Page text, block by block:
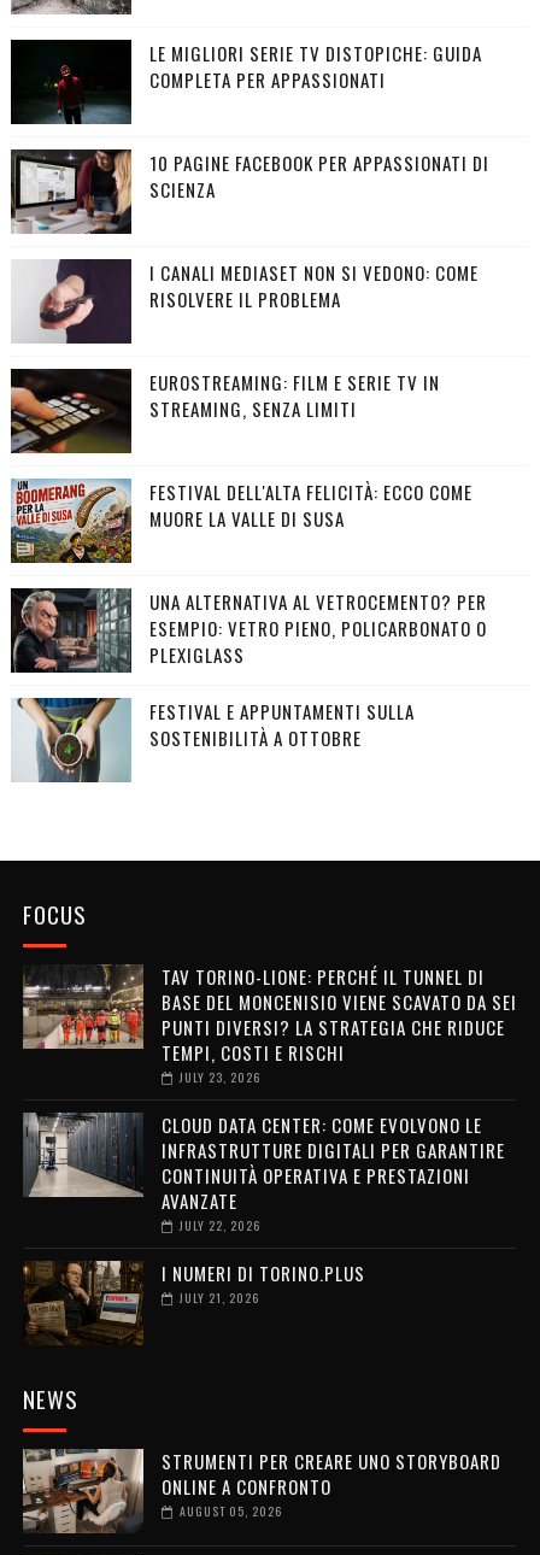
LE MIGLIORI SERIE TV DISTOPICHE: GUIDA
COMPLETA PER APPASSIONATI
10 PAGINE FACEBOOK PER APPASSIONATI DI
SCIENZA
I CANALI MEDIASET NON SI VEDONO: COME
RISOLVERE IL PROBLEMA
EUROSTREAMING: FILM E SERIE TV IN
STREAMING, SENZA LIMITI
FESTIVAL DELL'ALTA FELICITÀ: ECCO COME
MUORE LA VALLE DI SUSA
UNA ALTERNATIVA AL VETROCEMENTO? PER
ESEMPIO: VETRO PIENO, POLICARBONATO O
PLEXIGLASS
FESTIVAL E APPUNTAMENTI SULLA
SOSTENIBILITÀ A OTTOBRE
FOCUS
TAV TORINO-LIONE: PERCHÉ IL TUNNEL DI
BASE DEL MONCENISIO VIENE SCAVATO DA SEI
PUNTI DIVERSI? LA STRATEGIA CHE RIDUCE
TEMPI, COSTI E RISCHI
JULY 23, 2026
CLOUD DATA CENTER: COME EVOLVONO LE
INFRASTRUTTURE DIGITALI PER GARANTIRE
CONTINUITÀ OPERATIVA E PRESTAZIONI
AVANZATE
JULY 22, 2026
I NUMERI DI TORINO.PLUS
JULY 21, 2026
NEWS
STRUMENTI PER CREARE UNO STORYBOARD
ONLINE A CONFRONTO
AUGUST 05, 2026